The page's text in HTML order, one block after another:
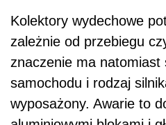
Kolektory wydechowe
zależnie od przebiegu
znaczenie ma natomiast
samochodu i rodzaj
wyposażony. Awarie to